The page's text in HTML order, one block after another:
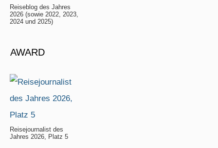
Reiseblog des Jahres
2026 (sowie 2022, 2023,
2024 und 2025)
AWARD
Reisejournalist des
Jahres 2026, Platz 5